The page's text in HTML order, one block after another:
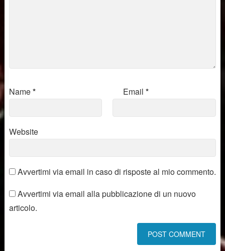
Name* Email *
Website
Avvertimi via email in caso di risposte al mio commento.
Avvertimi via email alla pubblicazione di un nuovo
articolo.